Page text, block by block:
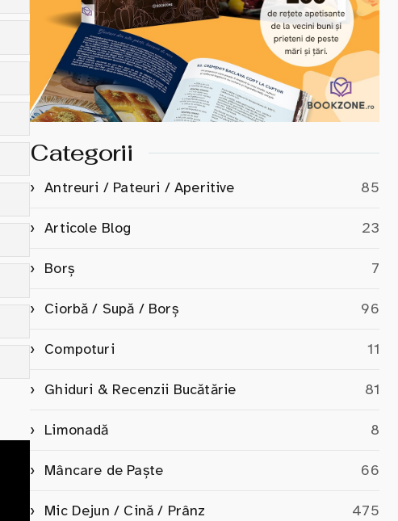
Categorii
Antreuri / Pateuri / Aperitive 85
Articole Blog 23
Borș 7
Ciorbă / Supă / Borș 96
Compoturi 11
Ghiduri & Recenzii Bucătărie 81
Limonadă 8
Mâncare de Paște 66
Mic Dejun / Cină / Prânz 475